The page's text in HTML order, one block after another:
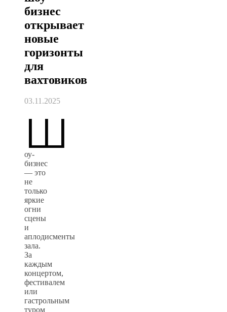
бизнес
открывает
новые
горизонты
для
вахтовиков
03.11.2025
Ш
оу-
бизнес
— это
не
только
яркие
огни
сцены
и
аплодисменты
зала.
За
каждым
концертом,
фестивалем
или
гастрольным
туром